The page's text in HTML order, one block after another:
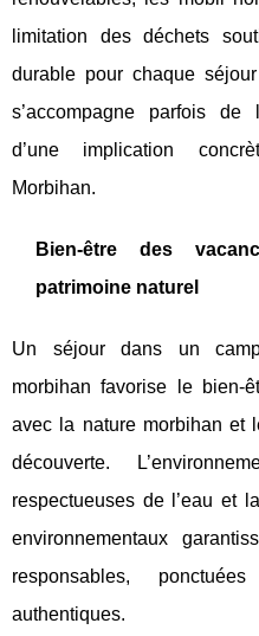
limitation des déchets
durable pour chaque
s’accompagne parfois de
d’une implication
Morbihan.
Bien-être des
patrimoine naturel
Un séjour dans un
morbihan favorise le bien-
avec la nature morbihan et
découverte.
respectueuses de l’eau et
environnementaux
responsables,
authentiques.